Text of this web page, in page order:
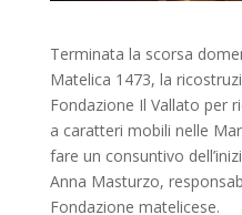
Terminata la scorsa
Matelica 1473, la
Fondazione Il Vallato per
a caratteri mobili nelle
fare un consuntivo
Anna Masturzo,
Fondazione matelicese.